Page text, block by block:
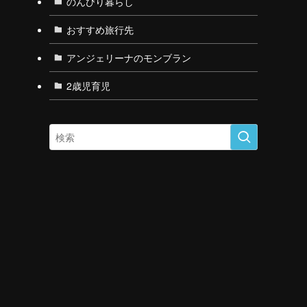
おすすめ旅行先
アンジェリーナのモンブラン
2歳児育児